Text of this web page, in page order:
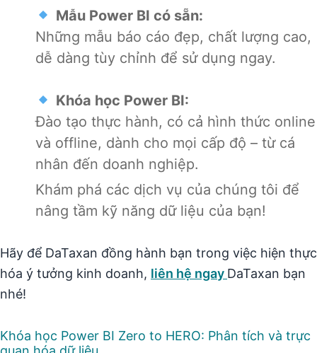
Mẫu Power BI có sẵn:
Những mẫu báo cáo đẹp, chất lượng cao,
dễ dàng tùy chỉnh để sử dụng ngay.
Khóa học Power BI:
Đào tạo thực hành, có cả hình thức online
và offline, dành cho mọi cấp độ – từ cá
nhân đến doanh nghiệp.
Khám phá các dịch vụ của chúng tôi để
nâng tầm kỹ năng dữ liệu của bạn!
Hãy để DaTaxan đồng hành bạn trong việc hiện thực
hóa ý tưởng kinh doanh, liên hệ ngay DaTaxan bạn
nhé!
Khóa học Power BI Zero to HERO: Phân tích và trực